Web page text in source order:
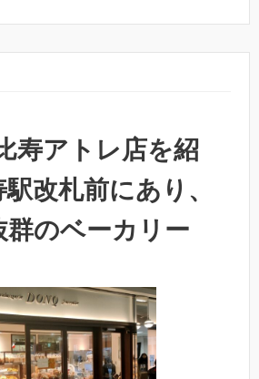
寿アトレ店を紹
改札前にあり、
群のベーカリー